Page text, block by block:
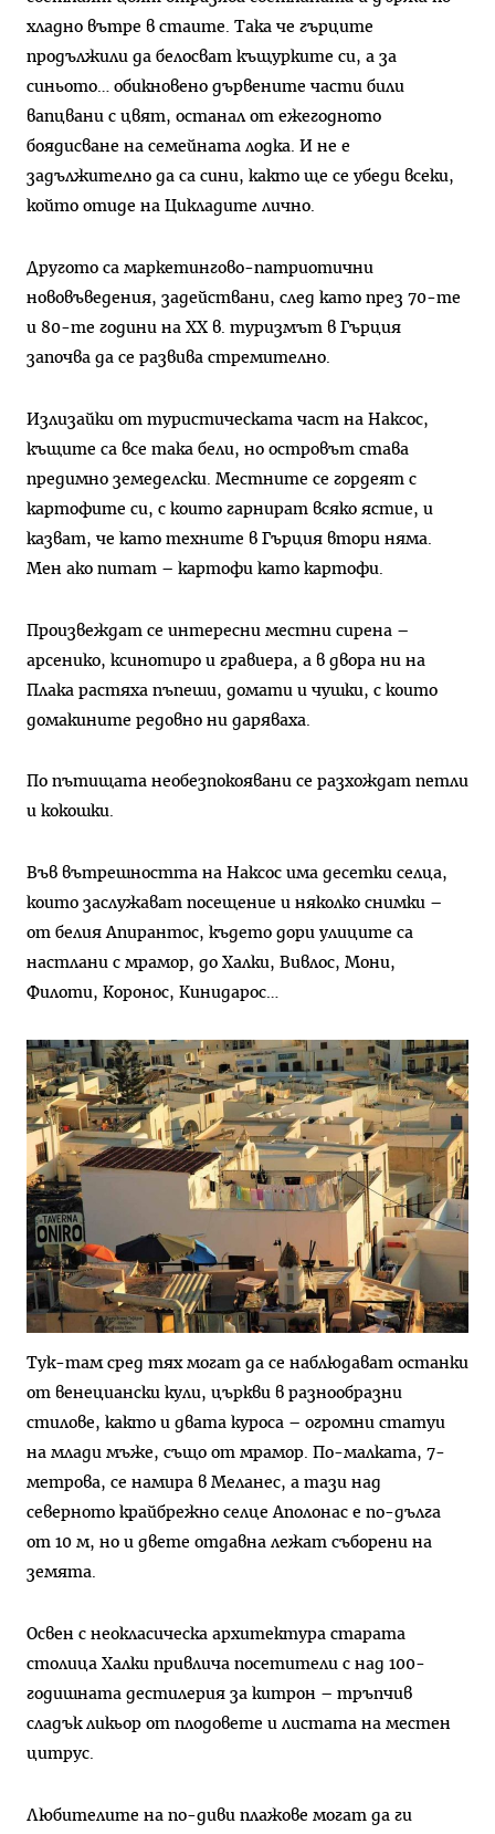
хладно вътре в стаите. Така че гърците
продължили да белосват къщурките си, а за
синьото… обикновено дървените части били
вапцвани с цвят, останал от ежегодното
боядисване на семейната лодка. И не е
задължително да са сини, както ще се убеди всеки,
който отиде на Цикладите лично.
Другото са маркетингово-патриотични
нововъведения, задействани, след като през 70-те
и 80-те години на XX в. туризмът в Гърция
започва да се развива стремително.
Излизайки от туристическата част на Наксос,
къщите са все така бели, но островът става
предимно земеделски. Местните се гордеят с
картофите си, с които гарнират всяко ястие, и
казват, че като техните в Гърция втори няма.
Мен ако питат – картофи като картофи.
Произвеждат се интересни местни сирена –
арсенико, ксинотиро и гравиера, а в двора ни на
Плака растяха пъпеши, домати и чушки, с които
домакините редовно ни даряваха.
По пътищата необезпокоявани се разхождат петли
и кокошки.
Във вътрешността на Наксос има десетки селца,
които заслужават посещение и няколко снимки –
от белия Апирантос, където дори улиците са
настлани с мрамор, до Халки, Вивлос, Мони,
Филоти, Коронос, Кинидарос…
Тук-там сред тях могат да се наблюдават останки
от венеци­ански кули, църкви в разнообразни
стилове, както и двата куроса – огромни статуи
на млади мъже, също от мрамор. По-малката, 7-
метрова, се намира в Меланес, а тази над
северното крайбрежно селце Аполонас е по-дълга
от 10 м, но и двете отдавна лежат събо­рени на
земята.
Освен с неокласическа архи­тектура старата
столица Хал­ки привлича посетители с над 100-
годишната дестилерия за ки­трон – тръпчив
сладък ликьор от плодовете и листата на местен
цитрус.
Любителите на по-диви плажо­ве могат да ги